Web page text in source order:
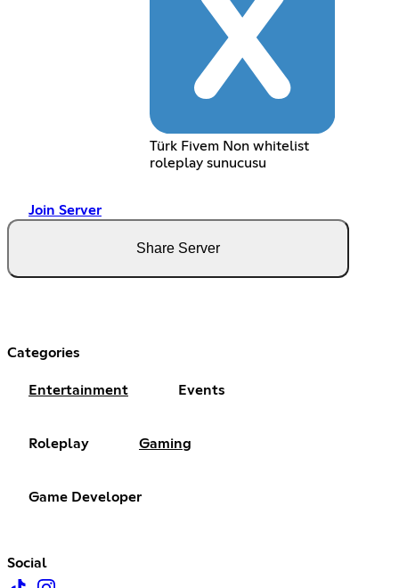
Türk Fivem Non whitelist
roleplay sunucusu
Join Server
Share Server
Categories
Entertainment Events
Roleplay Gaming
Game Developer
Social